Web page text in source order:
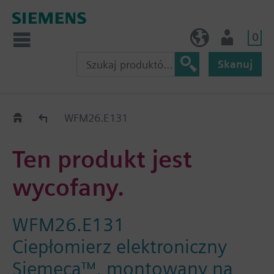
0
Skanuj
Old2NewWFM26.E131
Ten produkt jest
wycofany.
WFM26.E131
Ciepłomierz elektroniczny
Siemeca™, montowany na